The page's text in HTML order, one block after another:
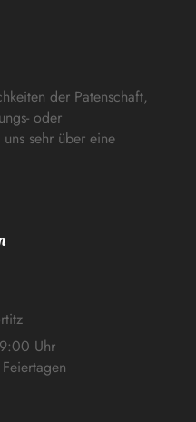
der Patenschaft,
oder
sehr über eine
Uhr